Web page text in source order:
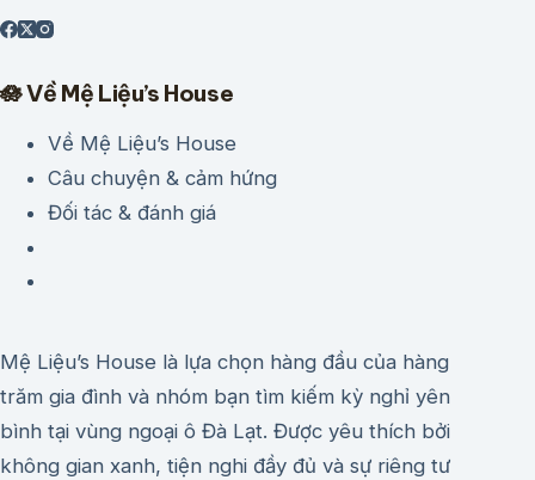
🪷 Về Mệ Liệu’s House
Về Mệ Liệu’s House
Câu chuyện & cảm hứng
Đối tác & đánh giá
Mệ Liệu’s House là lựa chọn hàng đầu của hàng
trăm gia đình và nhóm bạn tìm kiếm kỳ nghỉ yên
bình tại vùng ngoại ô Đà Lạt. Được yêu thích bởi
không gian xanh, tiện nghi đầy đủ và sự riêng tư